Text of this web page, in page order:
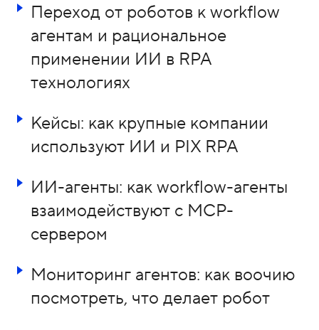
Переход от роботов к workflow
агентам и рациональное
применении ИИ в RPA
технологиях
Кейсы: как крупные компании
используют ИИ и PIX RPA
ИИ-агенты: как workflow-агенты
взаимодействуют с MCP-
сервером
Мониторинг агентов: как воочию
посмотреть, что делает робот